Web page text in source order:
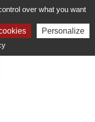
over what you want
Personalize